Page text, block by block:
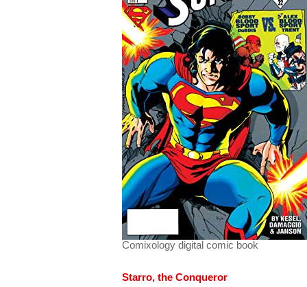
Comixology digital comic book
Starro, the Conqueror